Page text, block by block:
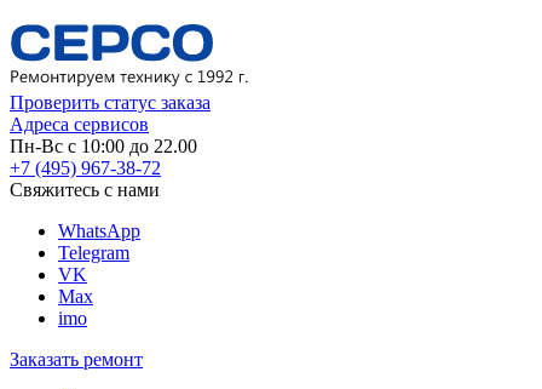
Проверить статус заказа
Адреса сервисов
Пн-Вс с 10:00 до 22.00
+7 (495) 967-38-72
Свяжитесь с нами
WhatsApp
Telegram
VK
Max
imo
Заказать ремонт